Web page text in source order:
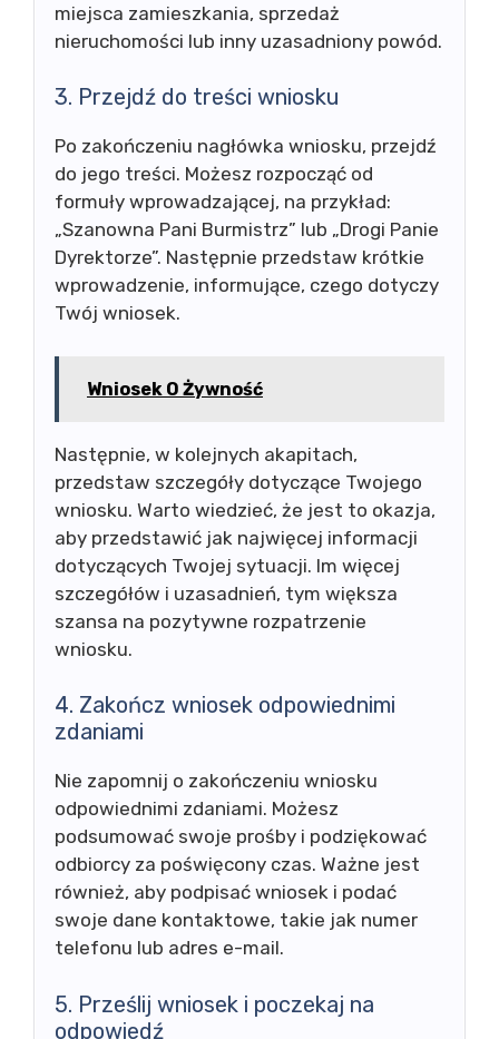
miejsca zamieszkania, sprzedaż
nieruchomości lub inny uzasadniony powód.
3. Przejdź do treści wniosku
Po zakończeniu nagłówka wniosku, przejdź
do jego treści. Możesz rozpocząć od
formuły wprowadzającej, na przykład:
„Szanowna Pani Burmistrz” lub „Drogi Panie
Dyrektorze”. Następnie przedstaw krótkie
wprowadzenie, informujące, czego dotyczy
Twój wniosek.
Wniosek O Żywność
Następnie, w kolejnych akapitach,
przedstaw szczegóły dotyczące Twojego
wniosku. Warto wiedzieć, że jest to okazja,
aby przedstawić jak najwięcej informacji
dotyczących Twojej sytuacji. Im więcej
szczegółów i uzasadnień, tym większa
szansa na pozytywne rozpatrzenie
wniosku.
4. Zakończ wniosek odpowiednimi
zdaniami
Nie zapomnij o zakończeniu wniosku
odpowiednimi zdaniami. Możesz
podsumować swoje prośby i podziękować
odbiorcy za poświęcony czas. Ważne jest
również, aby podpisać wniosek i podać
swoje dane kontaktowe, takie jak numer
telefonu lub adres e-mail.
5. Prześlij wniosek i poczekaj na
odpowiedź